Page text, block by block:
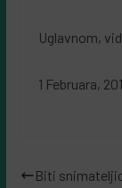
Uglavnom,
1 Februara,
Biti